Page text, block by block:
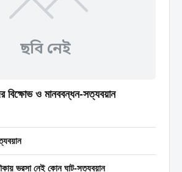
ছবি নেই
বিক্ষোভ ও মানববন্ধন-সত্যবয়ান
ভরসা নেই কোন ঘাট-সত্যবয়ান